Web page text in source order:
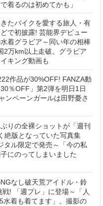
着るのは初めてかも」
たバイクを愛する旅人・有
で初披露! 芸能界デビュー
着グラビア～同い年の相棒
2万km以上走破。グラビア
キング動画も
作品が30%OFF! FANZA動
％OFF」第2弾を明日1日
ンペーンガールは田野憂さ
りの全裸ショットが「週刊
絶版となっていた写真集
タル限定で発売～「今の私
にのってしまいました
なし破天荒アイドル・鈴
! 「週プレ」に登場～「人
水着も着てます」。撮影の